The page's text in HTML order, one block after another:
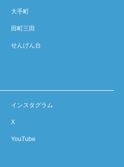
大手町
田町三田
せんげん台
インスタグラム
X
YouTube